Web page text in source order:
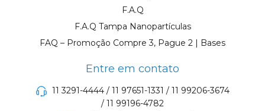
F.A.Q
F.A.Q Tampa Nanopartículas
FAQ – Promoção Compre 3, Pague 2 | Bases
Entre em contato
11 3291-4444 / 11 97651-1331 / 11 99206-3674
/ 11 99196-4782